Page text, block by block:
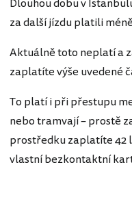
za další jízdu platili
Aktuálně toto neplatí a
zaplatíte výše uvedené
To platí i při přestupu
nebo tramvají – prostě
prostředku zaplatíte
vlastní bezkontaktní